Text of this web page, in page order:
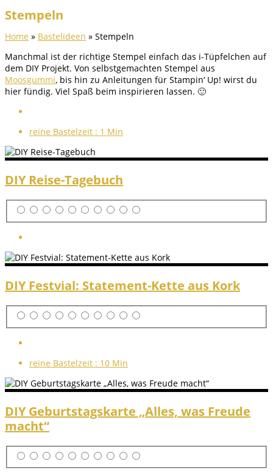
Stempeln
Home » Bastelideen » Stempeln
Manchmal ist der richtige Stempel einfach das i-Tüpfelchen auf
dem DIY Projekt. Von selbstgemachten Stempel aus
Moosgummi, bis hin zu Anleitungen für Stampin‘ Up! wirst du
hier fündig. Viel Spaß beim inspirieren lassen. 🙂
reine Bastelzeit : 1 Min
DIY Reise-Tagebuch
DIY Festvial: Statement-Kette aus Kork
reine Bastelzeit : 10 Min
DIY Geburtstagskarte „Alles, was Freude
macht“